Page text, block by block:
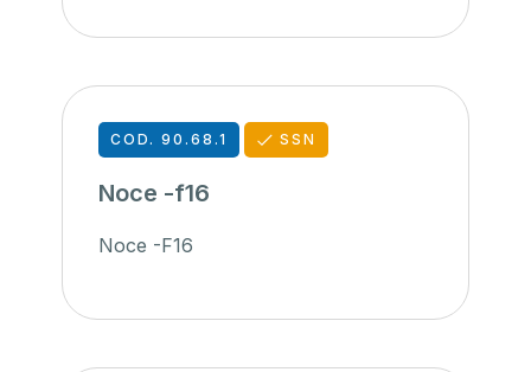
COD. 90.68.1 SSN
Noce -f16
Noce -F16